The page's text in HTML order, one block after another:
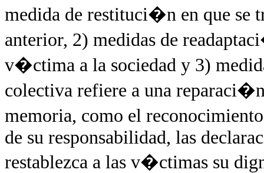
medida de restituci�n en que se
anterior, 2) medidas de
v�ctima a la sociedad y 3)
colectiva refiere a una
memoria, como el
de su responsabilidad, las
restablezca a las v�ctimas su